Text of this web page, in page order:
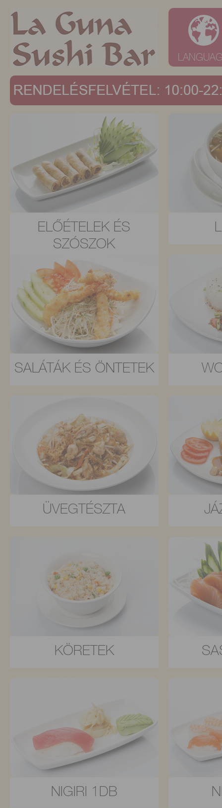
ELŐÉTELEK ÉS
SZÓSZOK
SALÁTÁK ÉS ÖNTETEK
ÜVEGTÉSZTA
KÖRETEK
NIGIRI 1DB